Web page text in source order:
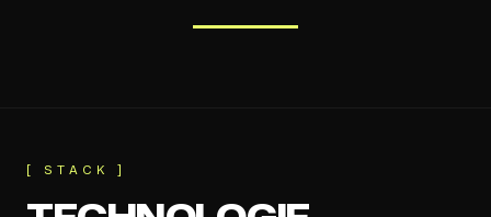
[ STACK ]